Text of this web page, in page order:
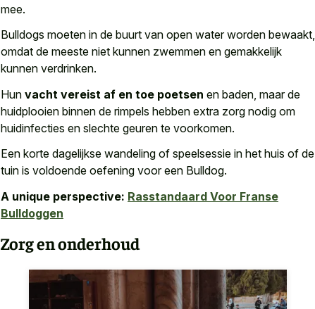
mee.
Bulldogs moeten in de buurt van open water worden bewaakt,
omdat de meeste niet kunnen zwemmen en gemakkelijk
kunnen verdrinken.
Hun vacht vereist af en toe poetsen en baden, maar de
huidplooien binnen de rimpels hebben extra zorg nodig om
huidinfecties en slechte geuren te voorkomen.
Een korte dagelijkse wandeling of speelsessie in het huis of de
tuin is voldoende oefening voor een Bulldog.
A unique perspective: Rasstandaard Voor Franse
Bulldoggen
Zorg en onderhoud